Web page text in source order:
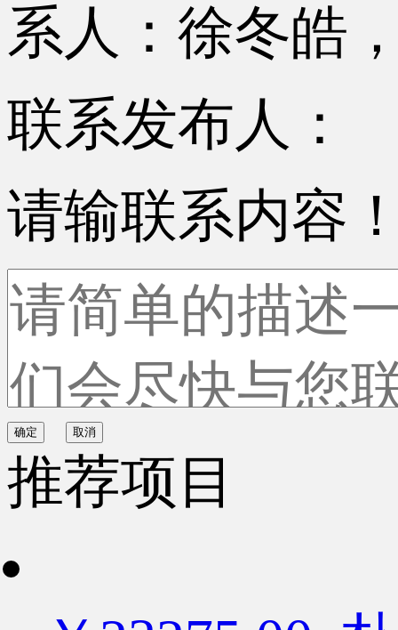
系人：徐冬皓
联系发布人：
请输联系内容
确定 取消
推荐项目